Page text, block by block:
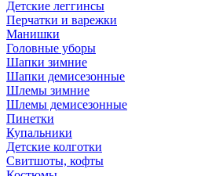
Детские леггинсы
Перчатки и варежки
Манишки
Головные уборы
Шапки зимние
Шапки демисезонные
Шлемы зимние
Шлемы демисезонные
Пинетки
Купальники
Детские колготки
Свитшоты, кофты